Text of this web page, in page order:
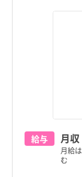
給与 月収
月給
む